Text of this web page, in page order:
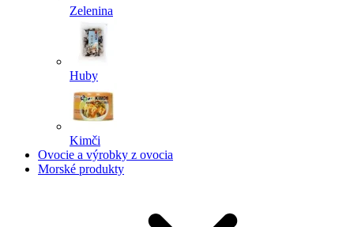
Zelenina
Huby
Kimči
Ovocie a výrobky z ovocia
Morské produkty